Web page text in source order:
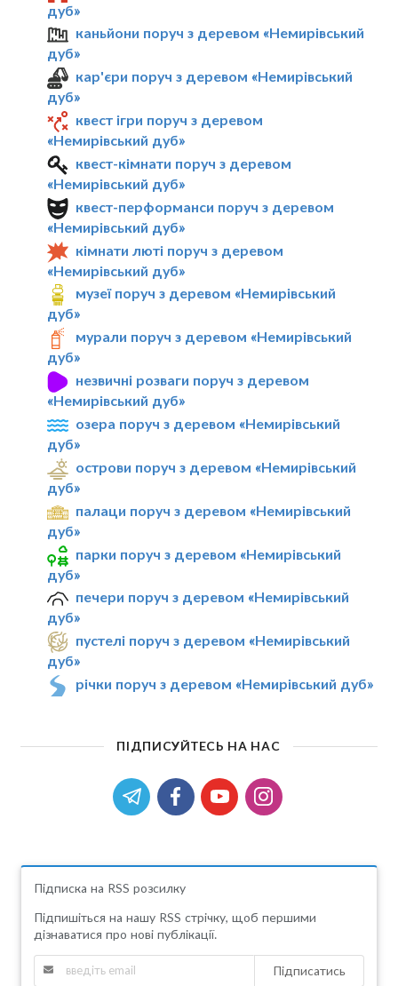
дуб»
каньйони поруч з деревом «Немирівський
дуб»
кар'єри поруч з деревом «Немирівський
дуб»
квест ігри поруч з деревом
«Немирівський дуб»
квест-кімнати поруч з деревом
«Немирівський дуб»
квест-перформанси поруч з деревом
«Немирівський дуб»
кімнати люті поруч з деревом
«Немирівський дуб»
музеї поруч з деревом «Немирівський
дуб»
мурали поруч з деревом «Немирівський
дуб»
незвичні розваги поруч з деревом
«Немирівський дуб»
озера поруч з деревом «Немирівський
дуб»
острови поруч з деревом «Немирівський
дуб»
палаци поруч з деревом «Немирівський
дуб»
парки поруч з деревом «Немирівський
дуб»
печери поруч з деревом «Немирівський
дуб»
пустелі поруч з деревом «Немирівський
дуб»
річки поруч з деревом «Немирівський дуб»
ПІДПИСУЙТЕСЬ НА НАС
Підписка на RSS розсилку
Підпишіться на нашу RSS стрічку, щоб першими
дізнаватися про нові публікації.
Підписатись